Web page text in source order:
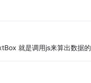
就是调用js来算出数据的